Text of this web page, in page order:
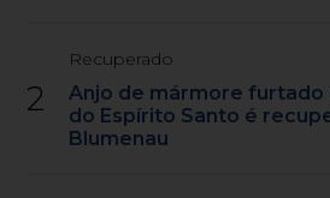
2
Recuperado
Anjo de mármore furtado
do Espírito Santo é
Blumenau